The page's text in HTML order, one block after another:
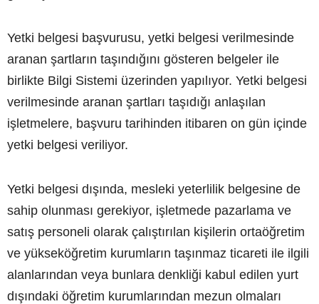
Yetki belgesi başvurusu, yetki belgesi verilmesinde
aranan şartların taşındığını gösteren belgeler ile
birlikte Bilgi Sistemi üzerinden yapılıyor. Yetki belgesi
verilmesinde aranan şartları taşıdığı anlaşılan
işletmelere, başvuru tarihinden itibaren on gün içinde
yetki belgesi veriliyor.
Yetki belgesi dışında, mesleki yeterlilik belgesine de
sahip olunması gerekiyor, işletmede pazarlama ve
satış personeli olarak çalıştırılan kişilerin ortaöğretim
ve yükseköğretim kurumların taşınmaz ticareti ile ilgili
alanlarından veya bunlara denkliği kabul edilen yurt
dışındaki öğretim kurumlarından mezun olmaları